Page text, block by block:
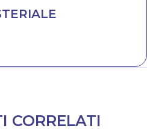
CORRELATI